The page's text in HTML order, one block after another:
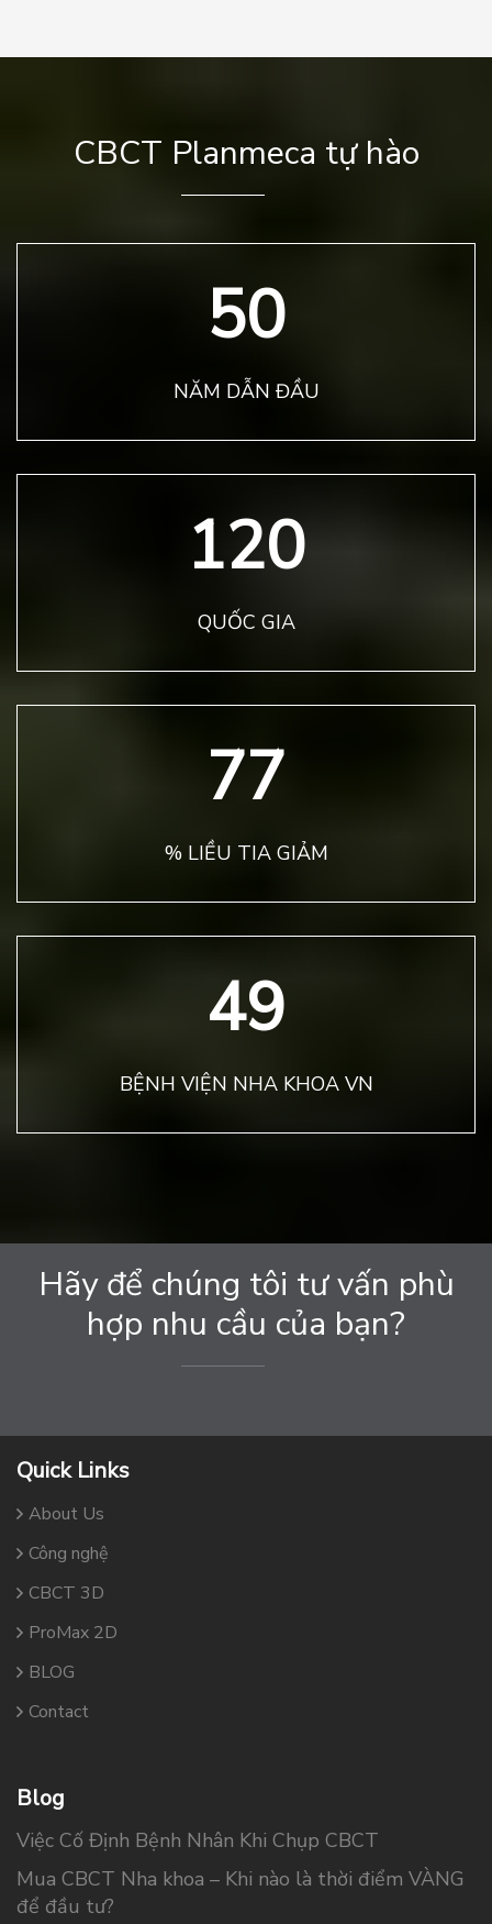
CBCT Planmeca tự hào
50
NĂM DẪN ĐẦU
120
QUỐC GIA
77
% LIỀU TIA GIẢM
50
BỆNH VIỆN NHA KHOA VN
Hãy để chúng tôi tư vấn phù
hợp nhu cầu của bạn?
Quick Links
About Us
Công nghệ
CBCT 3D
ProMax 2D
BLOG
Contact
Blog
Việc Cố Định Bệnh Nhân Khi Chụp CBCT
Mua CBCT Nha khoa – Khi nào là thời điểm VÀNG
để đầu tư?